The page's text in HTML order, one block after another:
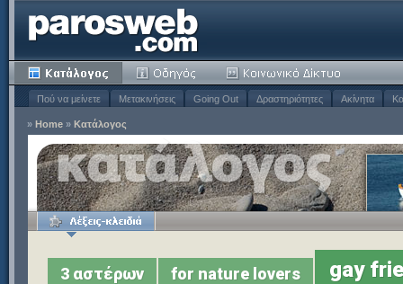
Πού να μείνετε Μετακινήσεις Going Out Δραστηριότητες Ακίνητα
» Home » Κατάλογος
3 αστέρων for nature lovers gay